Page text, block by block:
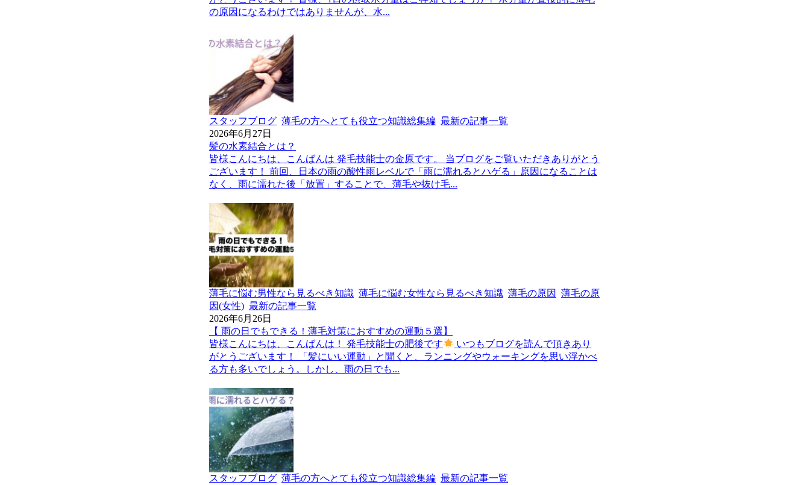
の原因になるわけではありませんが、水...
スタッフブログ 薄毛の方へとても役立つ知識総集編 最新の記事一覧
2026年6月27日
髪の水素結合とは？
皆様こんにちは、こんばんは 発毛技能士の金原です。 当ブログをご覧いただきありがとう
ございます！ 前回、日本の雨の酸性雨レベルで「雨に濡れるとハゲる」原因になることは
なく、雨に濡れた後「放置」することで、薄毛や抜け毛...
薄毛に悩む男性なら見るべき知識 薄毛に悩む女性なら見るべき知識 薄毛の原因
薄毛の原
因(女性) 最新の記事一覧
2026年6月26日
【 雨の日でもできる！薄毛対策におすすめの運動５選】
皆様こんにちは、こんばんは！ 発毛技能士の肥後です
いつもブログを読んで頂きあり
がとうございます！ 「髪にいい運動」と聞くと、ランニングやウォーキングを思い浮かべ
る方も多いでしょう。しかし、雨の日でも...
スタッフブログ 薄毛の方へとても役立つ知識総集編 最新の記事一覧